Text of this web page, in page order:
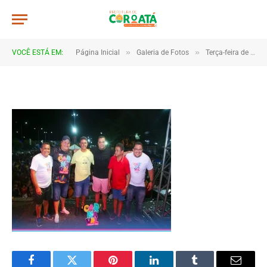
VOCÊ ESTÁ EM: Página Inicial » Galeria de Fotos » Terça-feira de carnaval 2023